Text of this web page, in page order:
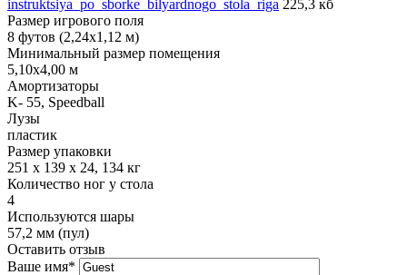
instruktsiya_po_sborke_bilyardnogo_stola_riga 225,3 кб
Размер игрового поля
8 футов (2,24х1,12 м)
Минимальный размер помещения
5,10х4,00 м
Амортизаторы
K- 55, Speedball
Лузы
пластик
Размер упаковки
251 х 139 х 24, 134 кг
Количество ног у стола
4
Используются шары
57,2 мм (пул)
Оставить отзыв
Ваше имя*